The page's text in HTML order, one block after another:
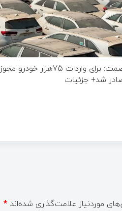
صمت: برای واردات 75هزار خودرو مجوز
شد+ جزئیات
موردنیاز علامت‌گذاری شده‌اند *